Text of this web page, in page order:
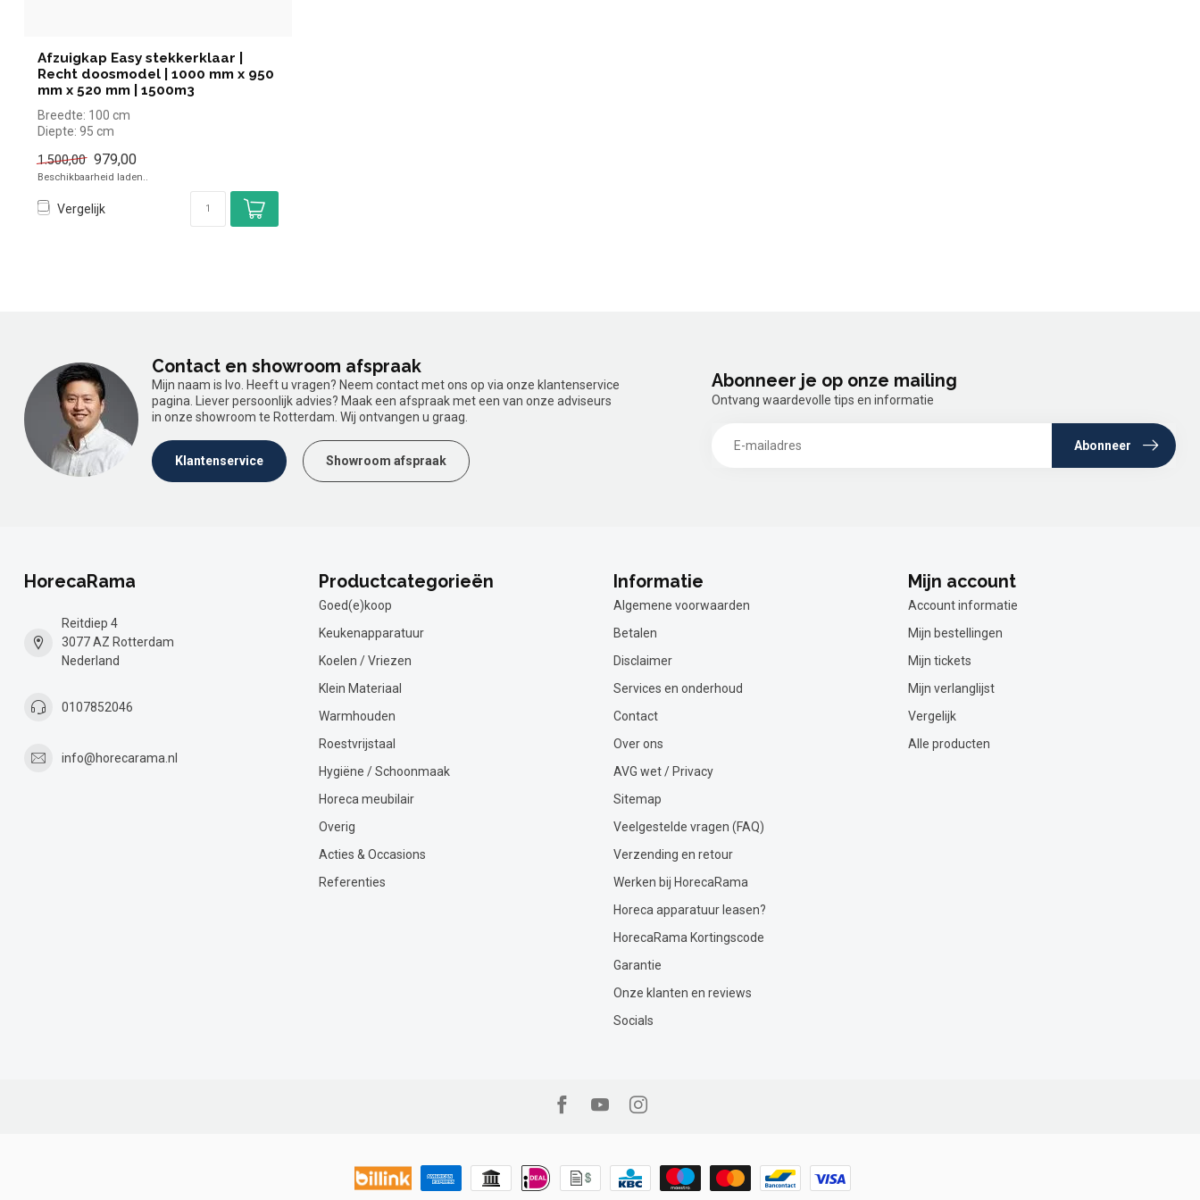
Afzuigkap Easy stekkerklaar |
Recht doosmodel | 1000 mm x 950
mm x 520 mm | 1500m3
Breedte: 100 cm
Diepte: 95 cm
1.500,00 979,00
Beschikbaarheid laden..
Vergelijk
Contact en showroom afspraak
Mijn naam is Ivo. Heeft u vragen? Neem contact met ons op via onze klantenservice
pagina. Liever persoonlijk advies? Maak een afspraak met een van onze adviseurs
in onze showroom te Rotterdam. Wij ontvangen u graag.
Klantenservice Showroom afspraak
Abonneer je op onze mailing
Ontvang waardevolle tips en informatie
Abonneer
HorecaRama
Reitdiep 4
3077 AZ Rotterdam
Nederland
0107852046
info@horecarama.nl
Productcategorieën
Goed(e)koop
Keukenapparatuur
Koelen / Vriezen
Klein Materiaal
Warmhouden
Roestvrijstaal
Hygiëne / Schoonmaak
Horeca meubilair
Overig
Acties & Occasions
Referenties
Informatie
Algemene voorwaarden
Betalen
Disclaimer
Services en onderhoud
Contact
Over ons
AVG wet / Privacy
Sitemap
Veelgestelde vragen (FAQ)
Verzending en retour
Werken bij HorecaRama
Horeca apparatuur leasen?
HorecaRama Kortingscode
Garantie
Onze klanten en reviews
Socials
Mijn account
Account informatie
Mijn bestellingen
Mijn tickets
Mijn verlanglijst
Vergelijk
Alle producten